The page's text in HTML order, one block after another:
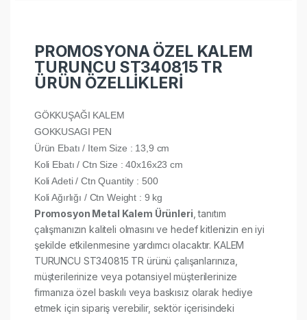
PROMOSYONA ÖZEL KALEM
TURUNCU ST340815 TR
ÜRÜN ÖZELLİKLERİ
GÖKKUŞAĞI KALEM
GOKKUSAGI PEN
Ürün Ebatı / Item Size : 13,9 cm
Koli Ebatı / Ctn Size : 40x16x23 cm
Koli Adeti / Ctn Quantity : 500
Koli Ağırlığı / Ctn Weight : 9 kg
Promosyon Metal Kalem Ürünleri , tanıtım
çalışmanızın kaliteli olmasını ve hedef kitlenizin en iyi
şekilde etkilenmesine yardımcı olacaktır. KALEM
TURUNCU ST340815 TR ürünü çalışanlarınıza,
müşterilerinize veya potansiyel müşterilerinize
firmanıza özel baskılı veya baskısız olarak hediye
etmek için sipariş verebilir, sektör içerisindeki